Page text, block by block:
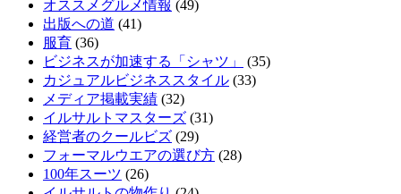
オススメグルメ情報 (49)
出版への道 (41)
服育 (36)
ビジネスが加速する「シャツ」
(35)
カジュアルビジネススタイル (33)
メディア掲載実績 (32)
イルサルトマスターズ (31)
経営者のクールビズ (29)
フォーマルウエアの選び方 (28)
100年スーツ (26)